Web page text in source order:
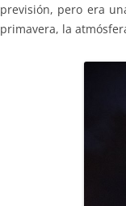
previsión, pero era
primavera, la